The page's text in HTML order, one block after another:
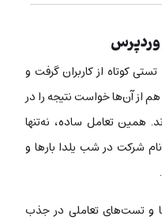
کوتاه از کاربران گرفت و
از آن‌ها خواست نتیجه را در
همین تعامل ساده، نه‌تنها
شرکت در شب یلدا بارها و
و تست‌های تعاملی در جذب